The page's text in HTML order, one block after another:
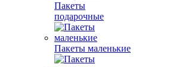
Пакеты
подарочные
Пакеты маленькие